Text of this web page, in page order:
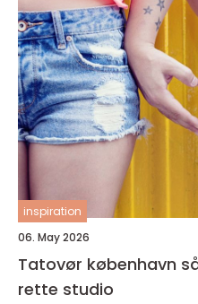
inspiration
06. May 2026
Tatovør københavn sådan vælger du det
rette studio